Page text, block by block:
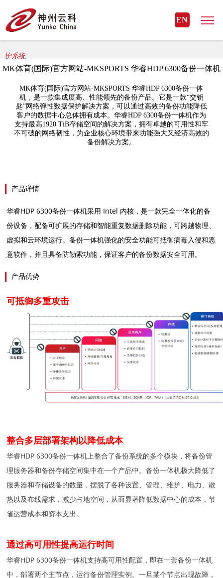
MK体育(国际)官方网站
EN
MK体育(国际)官方网站> MK体育(国际)官方网站-MKSPORTS > 数据保
护系统
MK体育(国际)官方网站-MKSPORTS 华睿HDP 6300备份一体机
MK体育(国际)官方网站-MKSPORTS 华睿HDP 6300备份一体
机，是一款集成度高、性能领先的备份产品。它是一款“交钥
匙”网络弹性数据保护解决方案，可以通过高效的备份功能降低
客户的数据中心总体拥有成本。华睿HDP 6300备份一体机作为
支持最高1920 TiB存储空间的解决方案，拥有卓越的可用性和牢
不可破的网络韧性，为企业核心环境带来功能强大又经济高效的
备份解决方案。
产品详情
华睿HDP 6300备份一体机采用 Intel 内核，是一款完全一体化的备
份设备，配备可扩展的存储和智能重复数据删除功能，可跨越物理、
虚拟和云环境运行。备份一体机强化的安全功能可抵御病毒入侵和恶
意软件，并且具备防勒索功能，保证客户的备份数据安全可用。
产品优势
可抵御多重攻击
整合多层部署架构以降低成本
华睿HDP 6300备份一体机上整合了备份系统的多个模块，将备份管
理服务器和备份存储空间集中在一个产品中。备份一体机极大降低了
服务器和存储设备的数量，摆脱了各种设置、管理、维护、电力、散
热以及布线需求，减少占地空间，从而显著降低数据中心的成本，节
省运营成本和资本支出。
通过高可用性提高运行时间
华睿HDP 6300备份一体机支持高可用性配置，即在一套备份一体机
中，部署两个主节点，运行备份管理实例。一旦某个节点出现故障，